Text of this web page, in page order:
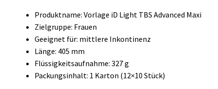
Produktname: Vorlage iD Light TBS Advanced Maxi
Zielgruppe: Frauen
Geeignet für: mittlere Inkontinenz
Länge: 405 mm
Flüssigkeitsaufnahme: 327 g
Packungsinhalt: 1 Karton (12×10 Stück)